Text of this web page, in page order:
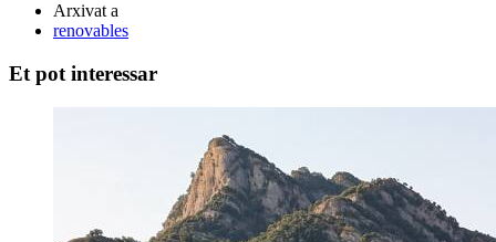
Arxivat a
renovables
Et pot interessar